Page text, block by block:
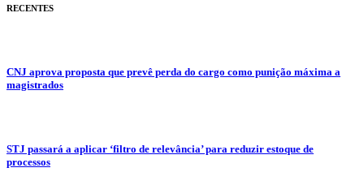
RECENTES
CNJ aprova proposta que prevê perda do cargo como punição máxima a
magistrados
STJ passará a aplicar ‘filtro de relevância’ para reduzir estoque de
processos